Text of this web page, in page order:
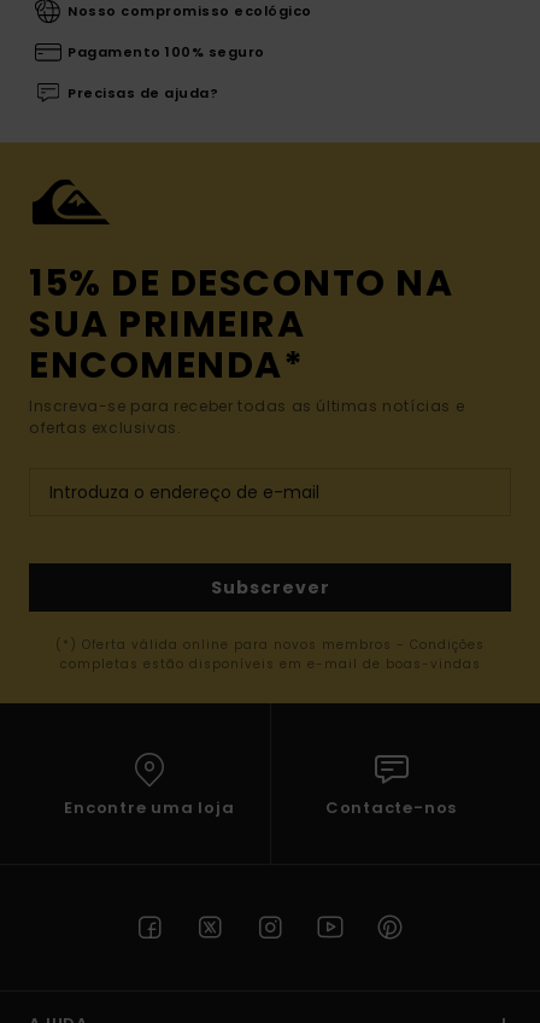
Nosso compromisso ecológico
Pagamento 100% seguro
Precisas de ajuda?
15% DE DESCONTO NA
SUA PRIMEIRA
ENCOMENDA*
Inscreva-se para receber todas as últimas notícias e
ofertas exclusivas.
Subscrever
(*) Oferta válida online para novos membros - Condições
completas estão disponíveis em e-mail de boas-vindas
Encontre uma loja Contacte-nos